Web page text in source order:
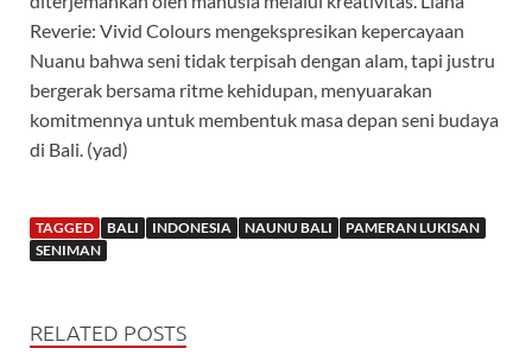
Reverie: Vivid Colours mengekspresikan kepercayaan
Nuanu bahwa seni tidak terpisah dengan alam, tapi justru
bergerak bersama ritme kehidupan, menyuarakan
komitmennya untuk membentuk masa depan seni budaya
di Bali. (yad)
TAGGED BALI INDONESIA NAUNU BALI
PAMERAN LUKISAN
SENIMAN
RELATED POSTS